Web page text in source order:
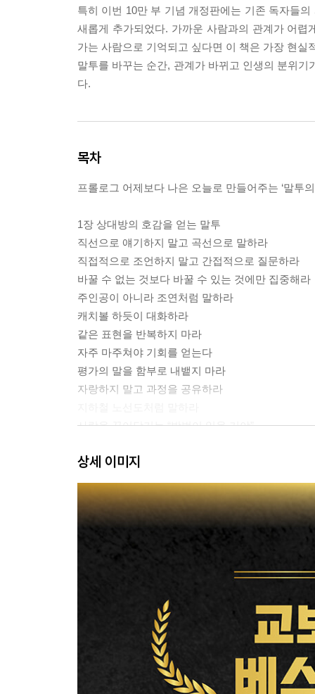
특히 이번 10만 부 기념 개정판에는 기존 독자들
새롭게 추가되었다. 가까운 사람과의 관계가 어
가는 사람으로 기억되고 싶다면 이 책은 가장 현실
말투를 바꾸는 순간, 관계가 바뀌고 인생의 분위
다.
목차
프롤로그 어제보다 나은 오늘로 만들어주는 ‘말투의
1장 상대방의 호감을 얻는 말투
직선으로 얘기하지 말고 곡선으로 말하라
직접적으로 조언하지 말고 간접적으로 질문하라
바꿀 수 없는 것보다 바꿀 수 있는 것에만 집중해라
주인공이 아니라 조연처럼 말하라
캐치볼 하듯이 대화하라
같은 표현을 반복하지 마라
자주 마주쳐야 기회를 얻는다
평가의 말을 함부로 내뱉지 마라
자랑하지 말고 과정을 공유하라
사람을 끌어당기는 “방법이 있을 거야”
은근히 상대에게 호감을 주는 방법
같은 말을 반복하지 마라
상대방이 듣고 싶은 말을 하라
2장 어디에서나 돋보이는 말투
과거형이 아닌 미래형으로 말하라
‘그런데’가 아니라 ‘그리고’를 사용하라
평가하지 말고 공감하라
‘때문에’가 아닌 ‘덕분에’로 말하라
옳은 말이 아닌 친절한 말을 하라
평가를 위한 질문보다 상대를 위한 질문을 하라
감동을 넘어 감격을 주는 감사 인사법
상세 이미지